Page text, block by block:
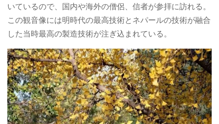
いているので、国内や海外の僧侶、信者が参拝に訪れる。
この観音像には明時代の最高技術とネパールの技術が融合
した当時最高の製造技術が注ぎ込まれている。